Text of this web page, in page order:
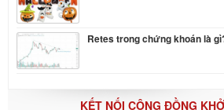
Retes trong chứng khoán là
KẾT NỐI CỘNG ĐỒNG